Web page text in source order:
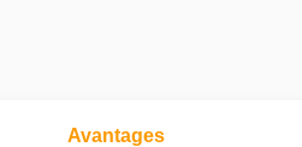
Avantages